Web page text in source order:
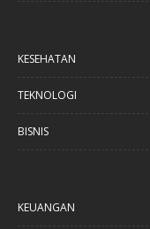
KESEHATAN
TEKNOLOGI
BISNIS
KEUANGAN